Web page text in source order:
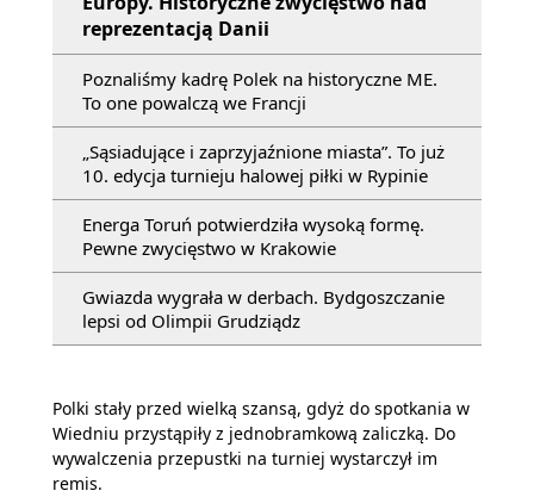
reprezentacją Danii
Poznaliśmy kadrę Polek na historyczne ME.
To one powalczą we Francji
„Sąsiadujące i zaprzyjaźnione miasta”. To już
10. edycja turnieju halowej piłki w Rypinie
Energa Toruń potwierdziła wysoką formę.
Pewne zwycięstwo w Krakowie
Gwiazda wygrała w derbach. Bydgoszczanie
lepsi od Olimpii Grudziądz
Polki stały przed wielką szansą, gdyż do spotkania w
Wiedniu przystąpiły z jednobramkową zaliczką. Do
wywalczenia przepustki na turniej wystarczył im
remis.